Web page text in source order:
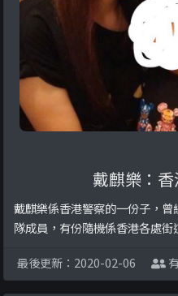
戴麒樂：
戴麒樂係香港警察的一份子，
隊成員，有份隨機係香港各處街
最後更新：2020-02-06